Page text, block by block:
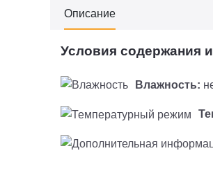
Описание
Условия содержания
Влажность: